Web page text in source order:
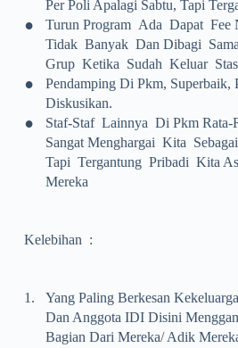
Per Poli Apalagi Sabtu, Tapi
•
Turun Program Ada Dapat Fee
Tidak Banyak Dan Dibagi
Grup Ketika Sudah Keluar
•
Pendamping Di Pkm, Superbaik,
Diskusikan.
•
Staf-Staf Lainnya Di Pkm Rata-
Sangat Menghargai Kita
Tapi Tergantung Pribadi Kita
Mereka
Kelebihan :
1.
Yang Paling Berkesan
Dan Anggota IDI Disini
Bagian Dari Mereka/ Adik